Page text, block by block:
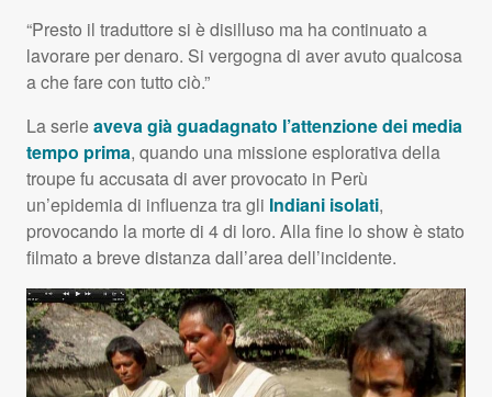
“Presto il traduttore si è disilluso ma ha continuato a
lavorare per denaro. Si vergogna di aver avuto qualcosa
a che fare con tutto ciò.”
La serieaveva già guadagnato l’attenzione dei media
tempo prima, quando una missione esplorativa della
troupe fu accusata di aver provocato in Perù
un’epidemia di influenza tra gli Indiani isolati,
provocando la morte di 4 di loro. Alla fine lo show è stato
filmato a breve distanza dall’area dell’incidente.